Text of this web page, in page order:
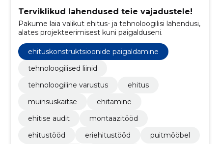
Terviklikud lahendused teie vajadustele!
Pakume laia valikut ehitus- ja tehnoloogilisi lahendusi,
alates projekteerimisest kuni paigalduseni.
ehituskonstruktsioonide paigaldamine
tehnoloogilised liinid
tehnoloogiline varustus
ehitus
muinsuskaitse
ehitamine
ehitise audit
montaazitööd
ehitustööd
eriehitustööd
puitmööbel